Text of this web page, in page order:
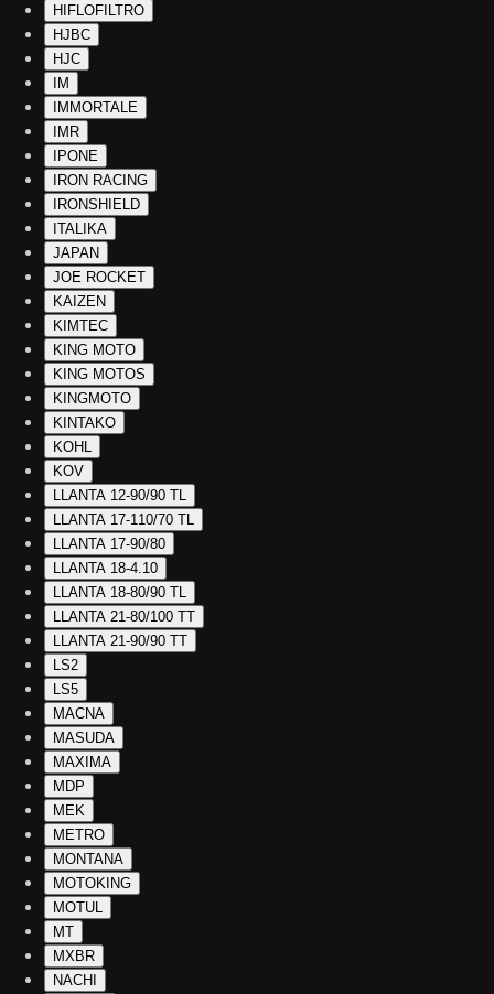
HIFLOFILTRO
HJBC
HJC
IM
IMMORTALE
IMR
IPONE
IRON RACING
IRONSHIELD
ITALIKA
JAPAN
JOE ROCKET
KAIZEN
KIMTEC
KING MOTO
KING MOTOS
KINGMOTO
KINTAKO
KOHL
KOV
LLANTA 12-90/90 TL
LLANTA 17-110/70 TL
LLANTA 17-90/80
LLANTA 18-4.10
LLANTA 18-80/90 TL
LLANTA 21-80/100 TT
LLANTA 21-90/90 TT
LS2
LS5
MACNA
MASUDA
MAXIMA
MDP
MEK
METRO
MONTANA
MOTOKING
MOTUL
MT
MXBR
NACHI